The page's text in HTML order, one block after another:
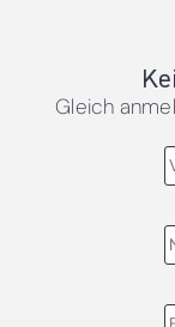
Gleich